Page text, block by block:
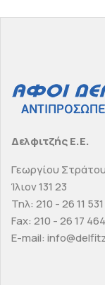
Δελφιτζής Ε.Ε.
Γεωργίου
Ίλιον 131 23
Τηλ: 210 - 26 11
Fax: 210 - 26 17 464
E-mail: